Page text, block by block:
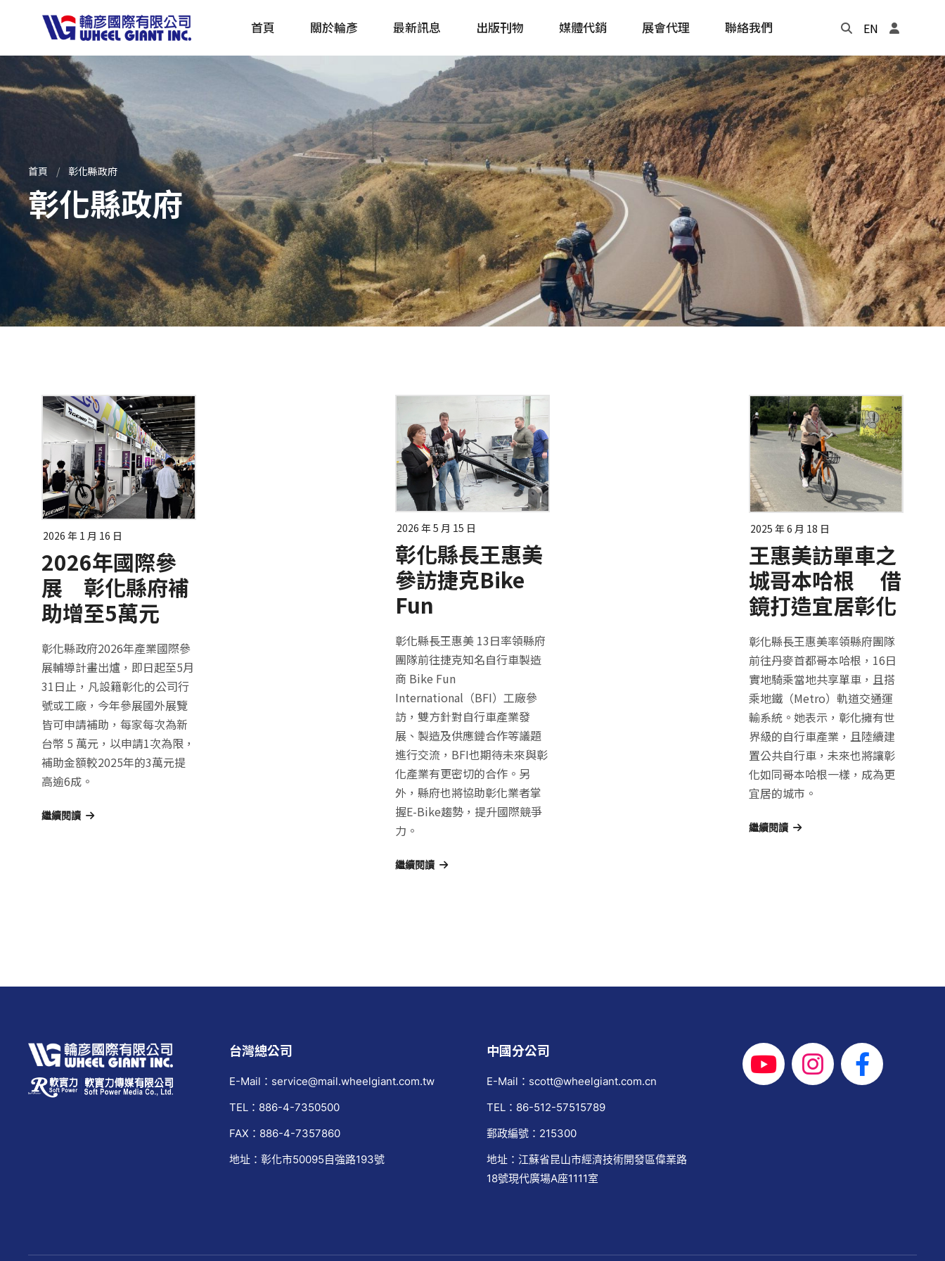
首頁 關於輪彥 最新訊息 出版刊物
產品採購指南 TBS
全球電動自行車專刊 EBS
自行車&電動車市場快訊
Bike & E-Bike Market
Update
單車誌 Cycling Update
簡體版 單車志 Bicycling
戶外探索 Outside
主題書籍
年度記事本
媒體代銷 展會代理 聯絡我們 EN
首頁 彰化縣政府
彰化縣政府
2026 年 1 月 16 日
2026年國際參
展 彰化縣府補
助增至5萬元
彰化縣政府2026年產業國際參
展輔導計畫出爐，即日起至5月
31日止，凡設籍彰化的公司行
號或工廠，今年參展國外展覽
皆可申請補助，每家每次為新
台幣 5 萬元，以申請1次為限，
補助金額較2025年的3萬元提
高逾6成。
繼續閱讀
2026 年 5 月 15 日
彰化縣長王惠美
參訪捷克Bike
Fun
彰化縣長王惠美 13日率領縣府
團隊前往捷克知名自行車製造
商 Bike Fun
International（BFI）工廠參
訪，雙方針對自行車產業發
展、製造及供應鏈合作等議題
進行交流，BFI也期待未來與彰
化產業有更密切的合作。另
外，縣府也將協助彰化業者掌
握E-Bike趨勢，提升國際競爭
力。
繼續閱讀
2025 年 6 月 18 日
王惠美訪單車之
城哥本哈根 借
鏡打造宜居彰化
彰化縣長王惠美率領縣府團隊
前往丹麥首都哥本哈根，16日
實地騎乘當地共享單車，且搭
乘地鐵（Metro）軌道交通運
輸系統。她表示，彰化擁有世
界級的自行車產業，且陸續建
置公共自行車，未來也將讓彰
化如同哥本哈根一樣，成為更
宜居的城市。
繼續閱讀
台灣總公司
E-Mail：service@mail.wheelgiant.com.tw
TEL：886-4-7350500
FAX：886-4-7357860
地址：彰化市50095自強路193號
中國分公司
E-Mail：scott@wheelgiant.com.cn
TEL：86-512-57515789
郵政編號：215300
地址：江蘇省昆山市經濟技術開發區偉業路
18號現代廣場A座1111室